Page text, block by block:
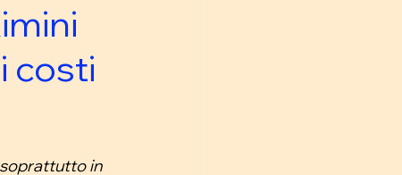
costi
in